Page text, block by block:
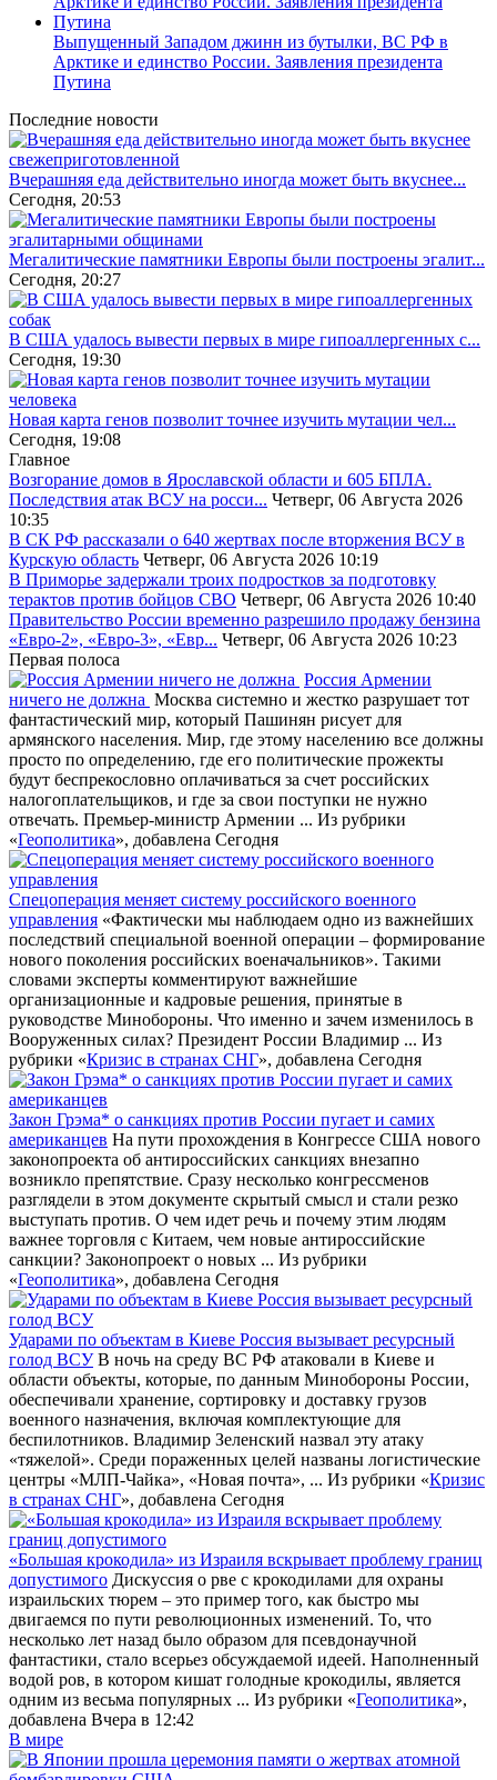
Выпущенный Западом джинн из бутылки, ВС РФ в
Арктике и единство России. Заявления президента
Путина
Последние новости
Вчерашняя еда действительно иногда может быть вкуснее...
Сегодня, 20:53
Мегалитические памятники Европы были построены эгалит...
Сегодня, 20:27
В США удалось вывести первых в мире гипоаллергенных с...
Сегодня, 19:30
Новая карта генов позволит точнее изучить мутации чел...
Сегодня, 19:08
Главное
Возгорание домов в Ярославской области и 605 БПЛА.
Последствия атак ВСУ на росси... Четверг, 06 Августа 2026
10:35
В СК РФ рассказали о 640 жертвах после вторжения ВСУ в
Курскую область Четверг, 06 Августа 2026 10:19
В Приморье задержали троих подростков за подготовку
терактов против бойцов СВО Четверг, 06 Августа 2026 10:40
Правительство России временно разрешило продажу бензина
«Евро-2», «Евро-3», «Евр... Четверг, 06 Августа 2026 10:23
Первая полоса
Россия Армении
ничего не должна Москва системно и жестко разрушает тот
фантастический мир, который Пашинян рисует для
армянского населения. Мир, где этому населению все должны
просто по определению, где его политические прожекты
будут беспрекословно оплачиваться за счет российских
налогоплательщиков, и где за свои поступки не нужно
отвечать. Премьер-министр Армении ... Из рубрики
«Геополитика», добавлена Сегодня
Спецоперация меняет систему российского военного
управления «Фактически мы наблюдаем одно из важнейших
последствий специальной военной операции – формирование
нового поколения российских военачальников». Такими
словами эксперты комментируют важнейшие
организационные и кадровые решения, принятые в
руководстве Минобороны. Что именно и зачем изменилось в
Вооруженных силах? Президент России Владимир ... Из
рубрики «Кризис в странах СНГ», добавлена Сегодня
Закон Грэма* о санкциях против России пугает и самих
американцев На пути прохождения в Конгрессе США нового
законопроекта об антироссийских санкциях внезапно
возникло препятствие. Сразу несколько конгрессменов
разглядели в этом документе скрытый смысл и стали резко
выступать против. О чем идет речь и почему этим людям
важнее торговля с Китаем, чем новые антироссийские
санкции? Законопроект о новых ... Из рубрики
«Геополитика», добавлена Сегодня
Ударами по объектам в Киеве Россия вызывает ресурсный
голод ВСУВ ночь на среду ВС РФ атаковали в Киеве и
области объекты, которые, по данным Минобороны России,
обеспечивали хранение, сортировку и доставку грузов
военного назначения, включая комплектующие для
беспилотников. Владимир Зеленский назвал эту атаку
«тяжелой». Среди пораженных целей названы логистические
центры «МЛП-Чайка», «Новая почта», ... Из рубрики «Кризис
в странах СНГ», добавлена Сегодня
«Большая крокодила» из Израиля вскрывает проблему границ
допустимого Дискуссия о рве с крокодилами для охраны
израильских тюрем – это пример того, как быстро мы
двигаемся по пути революционных изменений. То, что
несколько лет назад было образом для псевдонаучной
фантастики, стало всерьез обсуждаемой идеей. Наполненный
водой ров, в котором кишат голодные крокодилы, является
одним из весьма популярных ... Из рубрики «Геополитика»,
добавлена Вчера в 12:42
В мире